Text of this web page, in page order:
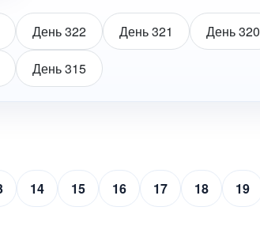
День 322 День 321 День 320
День 315
14 15 16 17 18 19